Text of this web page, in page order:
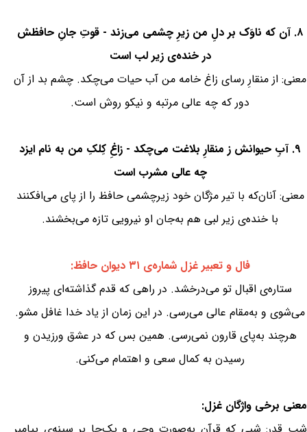
۸. آن که ناوَک بر دلِ من زیرِ چشمی می‌زند - قوتِ جانِ حافظش
در خنده‌ی زیر لب است
معنی: از منقارِ رسای زاغ خامه من آب حیات می‌چکد. چشم بد از آن
دور که چه عالی مرتبه و نیکو روش است.
۹. آبِ حیوانش ز منقارِ بلاغت می‌چکد - زاغِ کِلکِ من به نام ایزد
چه عالی مشرب است
معنی: آنان‌که با تیر مژگان خود زیرچشمی حافظ را از پای می‌افکنند
با خنده‌ی زیر لبی هم به‌جان او نیرویی تازه می‌بخشند.
فال و تعبیر غزل شماره‌ی ۳۱ دیوان حافظ:
ستاره‌ی اقبال تو می‌درخشد. در راهی که قدم گذاشته‌ای پیروز
می‌شوی و به‌مقام عالی می‌رسی. در این زمان از یاد خدا غافل مشو.
هرچند به‌پای قارون نمی‌رسی. همین بس که در عشق ورزیدن و
رسیدن به کمال سعی و اهتمام می‌کنی.
معنی برخی واژگان غزل: